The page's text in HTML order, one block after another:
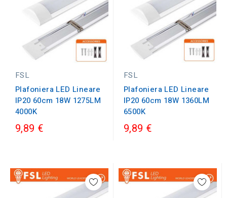
FSL
Plafoniera LED Lineare
IP20 60cm 18W 1275LM
4000K
9,89 €
FSL
Plafoniera LED Lineare
IP20 60cm 18W 1360LM
6500K
9,89 €